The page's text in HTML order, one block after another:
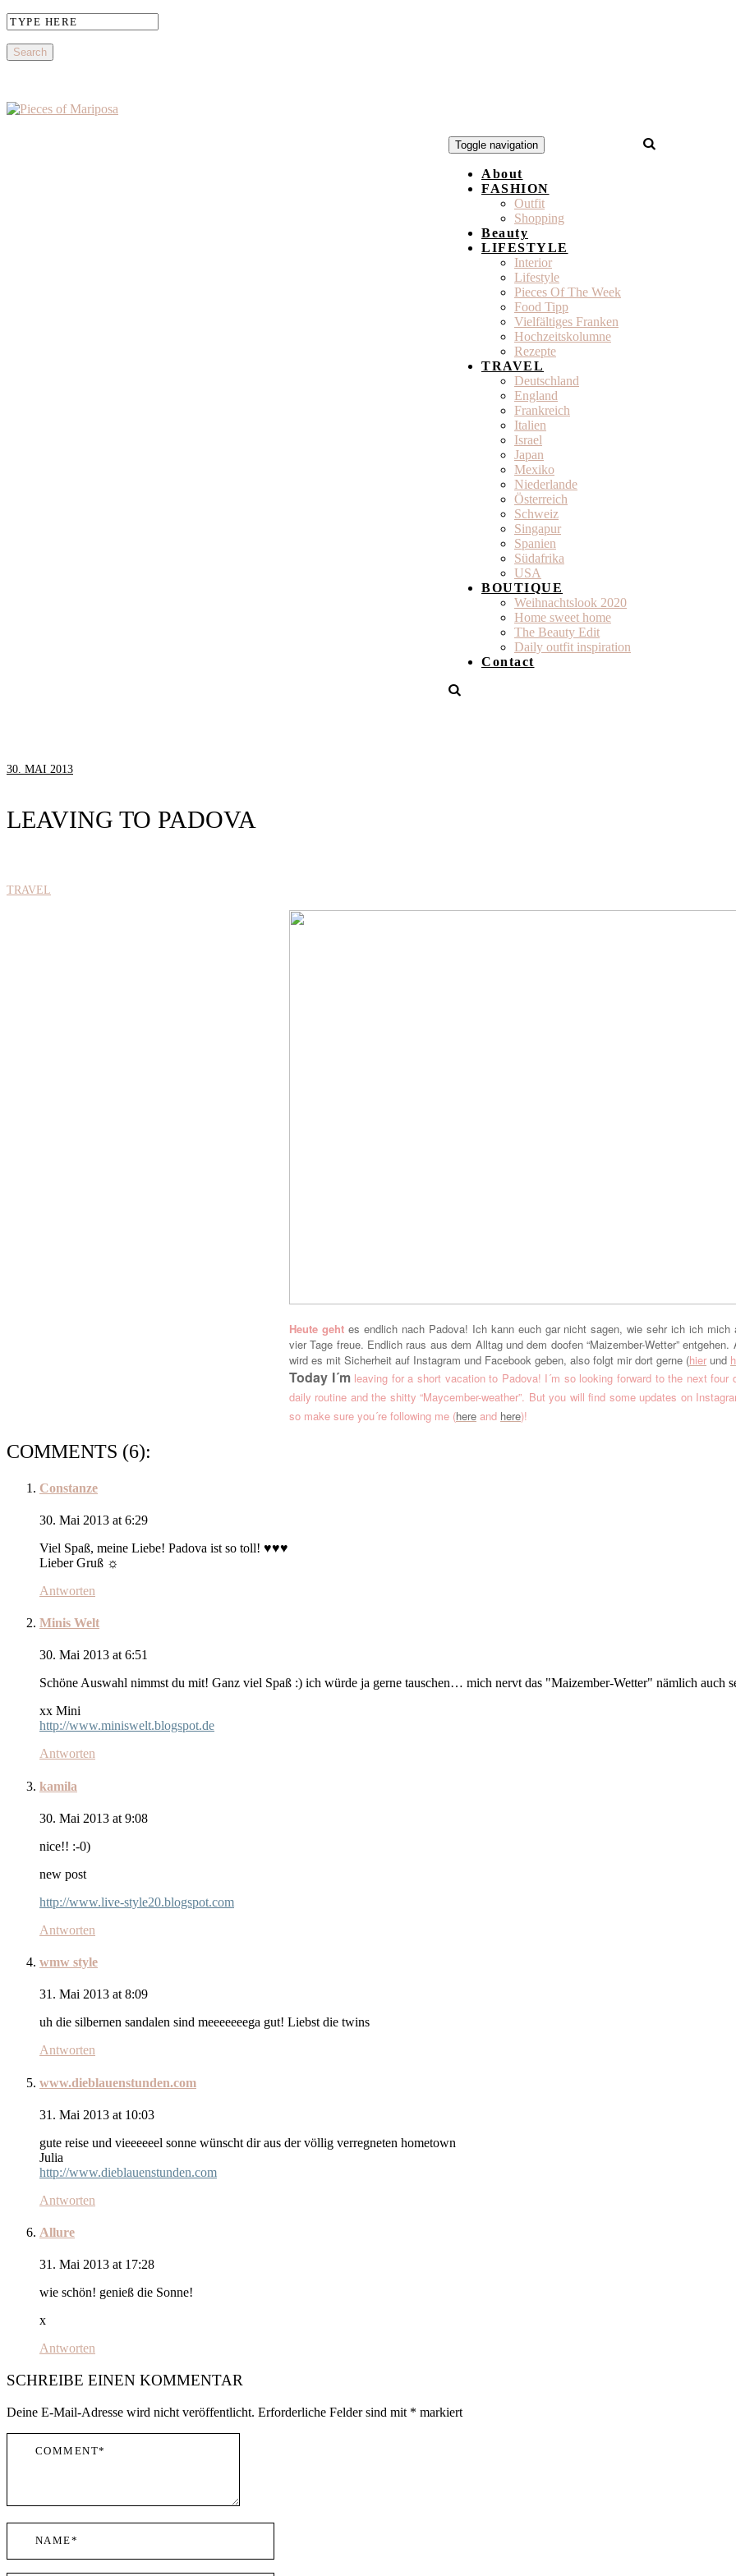
Toggle navigation
About
FASHION
Outfit
Shopping
Beauty
LIFESTYLE
Interior
Lifestyle
Pieces Of The Week
Food Tipp
Vielfältiges Franken
Hochzeitskolumne
Rezepte
TRAVEL
Deutschland
England
Frankreich
Italien
Israel
Japan
Mexiko
Niederlande
Österreich
Schweiz
Singapur
Spanien
Südafrika
USA
BOUTIQUE
Weihnachtslook 2020
Home sweet home
The Beauty Edit
Daily outfit inspiration
Contact
30. MAI 2013
LEAVING TO PADOVA
TRAVEL
Heute gehtes endlich nach Padova! Ich kann euch gar nicht sagen, wie sehr ich ich mich
vier Tage freue. Endlich raus aus dem Alltag und dem doofen “Maizember-Wetter” entgehen.
wird es mit Sicherheit auf Instagram und Facebook geben, also folgt mir dort gerne (hier und
Today I´m leaving for a short vacation to Padova! I´m so looking forward to the next four
daily routine and the shitty “Maycember-weather”. But you will find some updates on
so make sure you´re following me (here and here)!
COMMENTS (6):
Constanze
30. Mai 2013 at 6:29
Viel Spaß, meine Liebe! Padova ist so toll! ♥♥♥
Lieber Gruß ☼
Antworten
Minis Welt
30. Mai 2013 at 6:51
Schöne Auswahl nimmst du mit! Ganz viel Spaß :) ich würde ja gerne tauschen… mich nervt das "Maizember-Wetter" nämlich auch
xx Mini
http://www.miniswelt.blogspot.de
Antworten
kamila
30. Mai 2013 at 9:08
nice!! :-0)
new post
http://www.live-style20.blogspot.com
Antworten
wmw style
31. Mai 2013 at 8:09
uh die silbernen sandalen sind meeeeeeega gut! Liebst die twins
Antworten
www.dieblauenstunden.com
31. Mai 2013 at 10:03
gute reise und vieeeeeel sonne wünscht dir aus der völlig verregneten hometown
Julia
http://www.dieblauenstunden.com
Antworten
Allure
31. Mai 2013 at 17:28
wie schön! genieß die Sonne!
x
Antworten
SCHREIBE EINEN KOMMENTAR
Deine E-Mail-Adresse wird nicht veröffentlicht. Erforderliche Felder sind mit * markiert